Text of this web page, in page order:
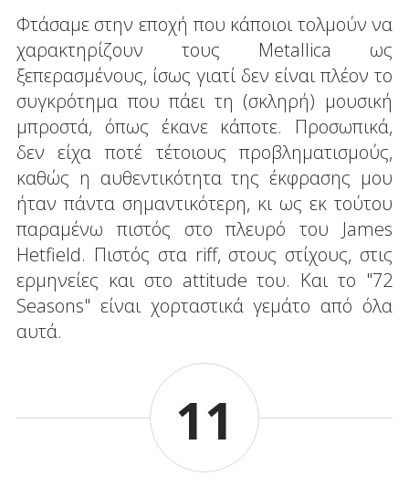
Φτάσαμε στην εποχή που κάποιοι τολμούν να
χαρακτηρίζουν τους Metallica ως
ξεπερασμένους, ίσως γιατί δεν είναι πλέον το
συγκρότημα που πάει τη (σκληρή) μουσική
μπροστά, όπως έκανε κάποτε. Προσωπικά,
δεν είχα ποτέ τέτοιους προβληματισμούς,
καθώς η αυθεντικότητα της έκφρασης μου
ήταν πάντα σημαντικότερη, κι ως εκ τούτου
παραμένω πιστός στο πλευρό του James
Hetfield. Πιστός στα riff, στους στίχους, στις
ερμηνείες και στο attitude του. Και το "72
Seasons" είναι χορταστικά γεμάτο από όλα
αυτά.
11